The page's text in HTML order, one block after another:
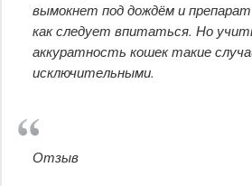
вымокнет под дождём и
как следует впитаться. Но
аккуратность кошек такие
исключительными.
Отзыв